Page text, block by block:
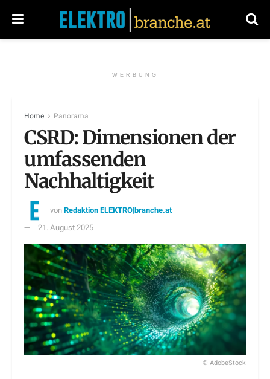
WERBUNG
Home Panorama
CSRD: Dimensionen der
umfassenden
Nachhaltigkeit
vonRedaktion ELEKTRO|branche.at
21. August 2025
© AdobeStock